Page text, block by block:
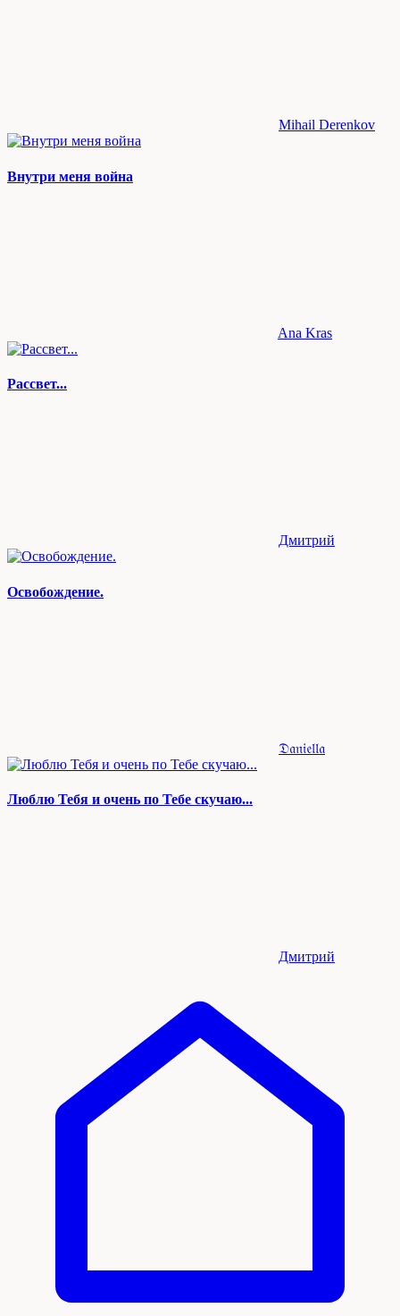
Mihail Derenkov
Внутри меня война
Ana Kras
Рассвет...
Дмитрий
Освобождение.
𝔇𝔞𝔫𝔦𝔢𝔩𝔩𝔞
Люблю Тебя и очень по Тебе скучаю...
Дмитрий